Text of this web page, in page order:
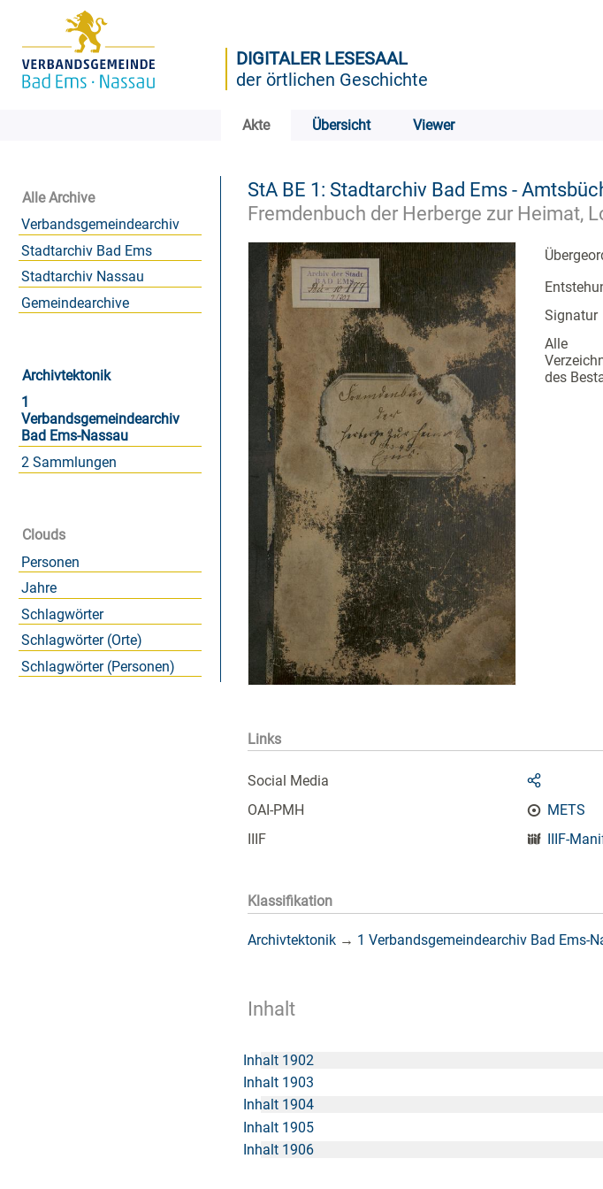
DIGITALER LESESAAL
der örtlichen Geschichte
Akte Übersicht Viewer
Alle Archive
Verbandsgemeindearchiv
Stadtarchiv Bad Ems
Stadtarchiv Nassau
Gemeindearchive
Archivtektonik
1
Verbandsgemeindearchiv
Bad Ems-Nassau
2 Sammlungen
Clouds
Personen
Jahre
Schlagwörter
Schlagwörter (Orte)
Schlagwörter (Personen)
StA BE 1: Stadtarchiv Bad Ems -
Fremdenbuch der Herberge zur Heimat,
Signatur
Alle
des
Links
Social Media
OAI-PMH
METS
IIIF
IIIF-
Klassifikation
Archivtektonik → 1 Verbandsgemeindearchiv Bad Ems-
Inhalt
Inhalt 1902
Inhalt 1903
Inhalt 1904
Inhalt 1905
Inhalt 1906